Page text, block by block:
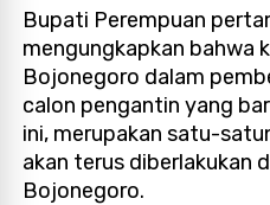
Bupati Perempuan
mengungkapkan bahwa
Bojonegoro dalam
calon pengantin yang
ini, merupakan satu-
akan terus diberlakukan
Bojonegoro.